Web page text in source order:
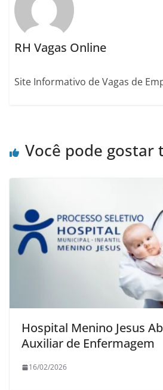
RH Vagas Online
Site Informativo de Vagas de
Você pode gostar
Hospital Menino Jesus
Auxiliar de Enfermagem
16/02/2026